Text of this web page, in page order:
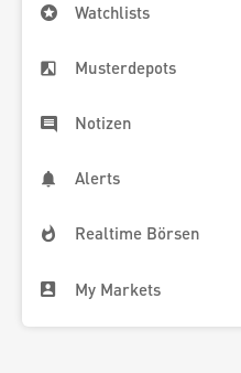
Watchlists
Musterdepots
Notizen
Alerts
Realtime Börsen
My Markets